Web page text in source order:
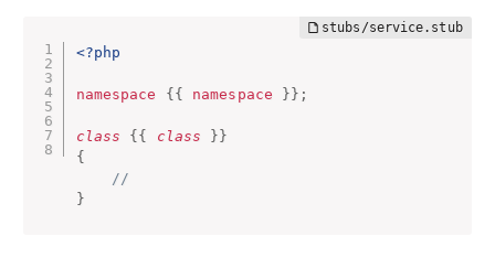
<?php
namespace { { namespace } } ;
class { { class } }
{
//
}